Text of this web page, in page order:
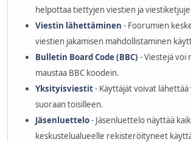
helpottaa tiettyjen viestien ja
Viestin lähettäminen - Foorumien
viestien jakamisen mahdollistaminen
Bulletin Board Code (BBC) - Viestejä voi
maustaa BBC koodein.
Yksityisviestit- Käyttäjät voivat
suoraan toisilleen.
Jäsenluettelo- Jäsenluettelo näyttää
keskustelualueelle rekisteröityneet